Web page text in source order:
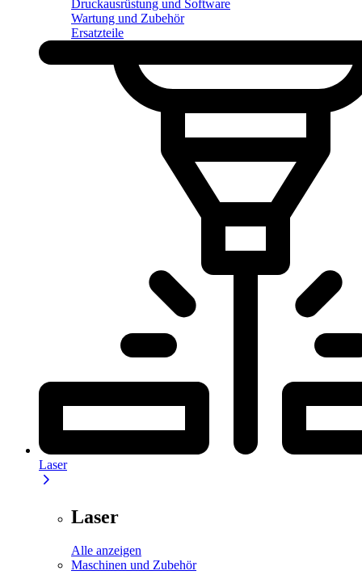
Druckausrüstung und Software
Wartung und Zubehör
Ersatzteile
Laser
Laser
Alle anzeigen
Maschinen und Zubehör